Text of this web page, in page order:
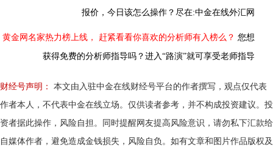
报价，今日该怎么操作？尽在:中金在线外汇网
黄金网名家热力榜上线， 赶紧看看你喜欢的分析师有入榜么？ 您想
获得免费的分析师指导吗？进入“路演”就可享受老师指导
财经号声明：
本文由入驻中金在线财经号平台的作者撰写，观点仅代表
作者本人，不代表中金在线立场。仅供读者参考，并不构成投资建议。投
资者据此操作，风险自担。同时提醒网友提高风险意识，请勿私下汇款给
自媒体作者，避免造成金钱损失，风险自负。如有文章和图片作品版权及